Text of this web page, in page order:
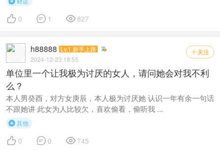
 0  1  827
 关注
h88888 Lv.1 新手上路
2024-12-23 18:55
单位里一个让我极为讨厌的女人，请问她会对我不利
么？
本人男癸酉，对方女庚辰，本人极为讨厌她 认识一年有余一句话
不跟她讲 此女为人比较欠，喜欢偷看，偷听我 ...
其他
 0  0  745